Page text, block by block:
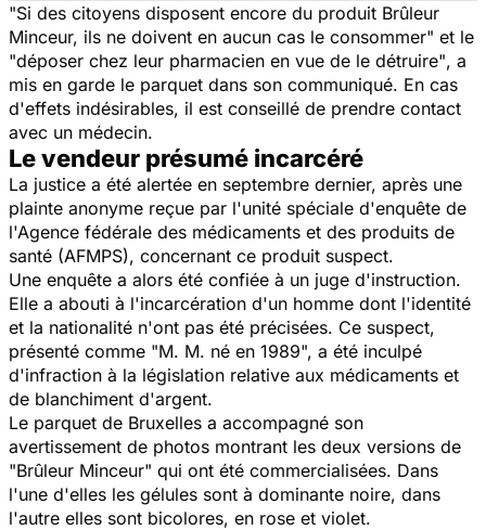
"Si des citoyens disposent encore du produit Brûleur
Minceur, ils ne doivent en aucun cas le consommer" et le
"déposer chez leur pharmacien en vue de le détruire", a
mis en garde le parquet dans son communiqué. En cas
d'effets indésirables, il est conseillé de prendre contact
avec un médecin.
Le vendeur présumé incarcéré
La justice a été alertée en septembre dernier, après une
plainte anonyme reçue par l'unité spéciale d'enquête de
l'Agence fédérale des médicaments et des produits de
santé (AFMPS), concernant ce produit suspect.
Une enquête a alors été confiée à un juge d'instruction.
Elle a abouti à l'incarcération d'un homme dont l'identité
et la nationalité n'ont pas été précisées. Ce suspect,
présenté comme "M. M. né en 1989", a été inculpé
d'infraction à la législation relative aux médicaments et
de blanchiment d'argent.
Le parquet de Bruxelles a accompagné son
avertissement de photos montrant les deux versions de
"Brûleur Minceur" qui ont été commercialisées. Dans
l'une d'elles les gélules sont à dominante noire, dans
l'autre elles sont bicolores, en rose et violet.